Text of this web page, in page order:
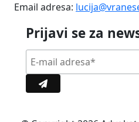
Email adresa:
Prijavi se za